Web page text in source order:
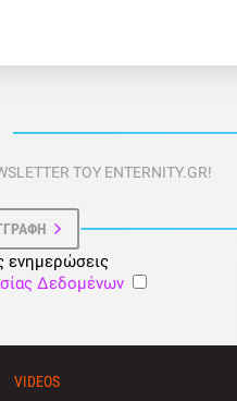
ΤΟΥ ENTERNITY.GR!
ενημερώσεις
Δεδομένων
VIDEOS